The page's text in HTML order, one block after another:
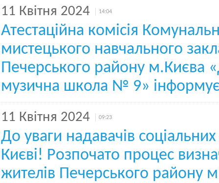
11 Квітня 2024 14:04
Атестаційна комісія
мистецького навчального
Печерського району м.Києва
музична школа № 9»
11 Квітня 2024 09:23
До уваги надавачів соціальних
Києві! Розпочато процес
жителів Печерського району